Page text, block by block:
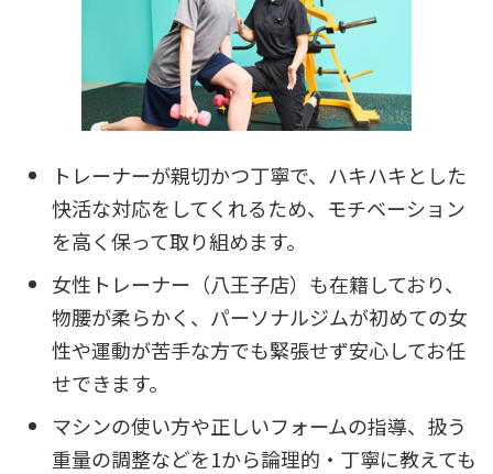
トレーナーが親切かつ丁寧で、ハキハキとした
快活な対応をしてくれるため、モチベーション
を高く保って取り組めます。
女性トレーナー（八王子店）も在籍しており、
物腰が柔らかく、パーソナルジムが初めての女
性や運動が苦手な方でも緊張せず安心してお任
せできます。
マシンの使い方や正しいフォームの指導、扱う
重量の調整などを1から論理的・丁寧に教えても